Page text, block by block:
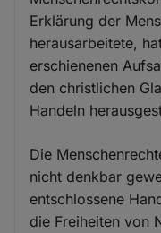
Erklärung der
herausarbeitete,
erschienenen
den christlichen
Handeln
Die
nicht denkbar
entschlossene
die Freiheiten von